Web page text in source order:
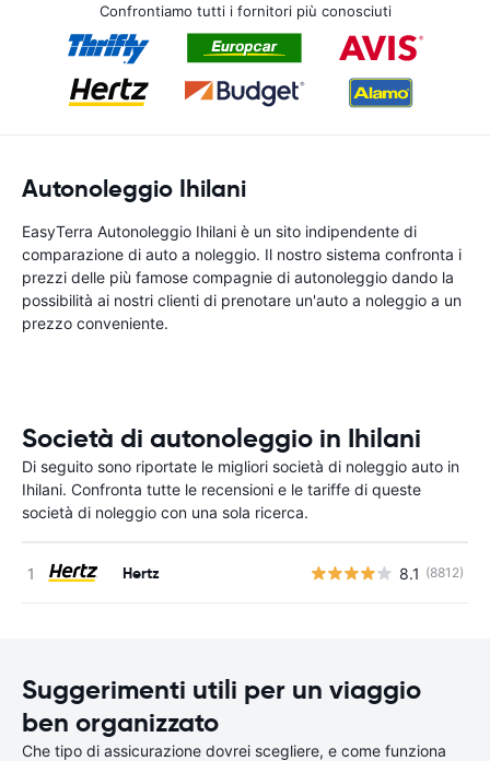
Confrontiamo tutti i fornitori più conosciuti
Autonoleggio Ihilani
EasyTerra Autonoleggio Ihilani è un sito indipendente di
comparazione di auto a noleggio. Il nostro sistema confronta i
prezzi delle più famose compagnie di autonoleggio dando la
possibilità ai nostri clienti di prenotare un'auto a noleggio a un
prezzo conveniente.
Società di autonoleggio in Ihilani
Di seguito sono riportate le migliori società di noleggio auto in
Ihilani. Confronta tutte le recensioni e le tariffe di queste
società di noleggio con una sola ricerca.
Hertz 8.1 (8812)
Suggerimenti utili per un viaggio
ben organizzato
Che tipo di assicurazione dovrei scegliere, e come funziona